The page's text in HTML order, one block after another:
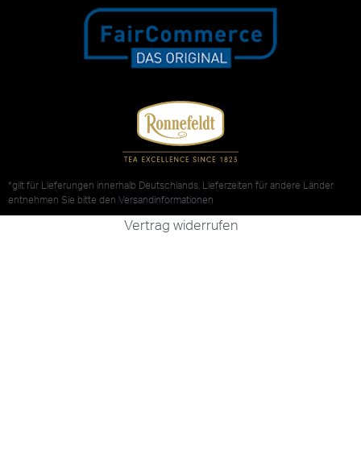
*gilt für Lieferungen innerhalb Deutschlands, Lieferzeiten für andere Länder
entnehmen Sie bitte den Versandinformationen
Vertrag widerrufen